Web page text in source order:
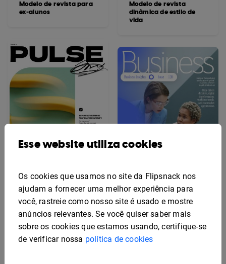
Modelo de revista para
ex-alunos
Modelo De Revista De
Estilo De Vida
Sofisticada
Modelo de revista
dinâmica de estilo de
vida
Modelo envolvente de
revista empresarial
Esse website utiliza cookies
Os cookies que usamos no site da Flipsnack nos
ajudam a fornecer uma melhor experiência para
você, rastreie como nosso site é usado e mostre
anúncios relevantes. Se você quiser saber mais
sobre os cookies que estamos usando, certifique-se
de verificar nossa política de cookies